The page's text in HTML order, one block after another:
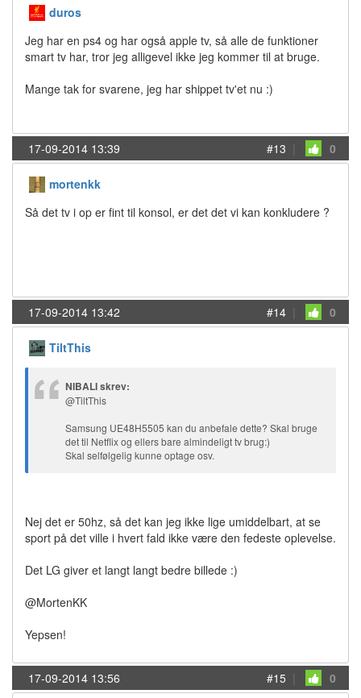
duros
Jeg har en ps4 og har også apple tv, så alle de funktioner
smart tv har, tror jeg alligevel ikke jeg kommer til at bruge.
Mange tak for svarene, jeg har shippet tv'et nu :)
17-09-2014 13:39 #13 | 0
mortenkk
Så det tv i op er fint til konsol, er det det vi kan konkludere ?
17-09-2014 13:42 #14 | 0
TiltThis
NIBALI skrev:
@TiltThis
Samsung UE48H5505 kan du anbefale dette? Skal bruge
det til Netflix og ellers bare almindeligt tv brug:)
Skal selfølgelig kunne optage osv.
Nej det er 50hz, så det kan jeg ikke lige umiddelbart, at se
sport på det ville i hvert fald ikke være den fedeste oplevelse.
Det LG giver et langt langt bedre billede :)
@MortenKK
Yepsen!
17-09-2014 13:56 #15 | 0